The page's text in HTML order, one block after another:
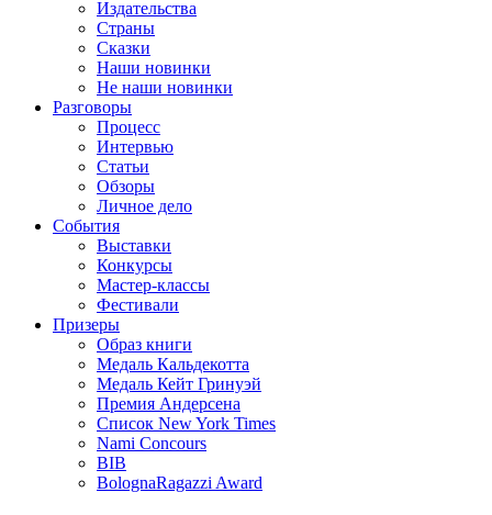
Издательства
Страны
Сказки
Наши новинки
Не наши новинки
Разговоры
Процесс
Интервью
Статьи
Обзоры
Личное дело
События
Выставки
Конкурсы
Мастер-классы
Фестивали
Призеры
Образ книги
Медаль Кальдекотта
Медаль Кейт Гринуэй
Премия Андерсена
Список New York Times
Nami Concours
BIB
BolognaRagazzi Award